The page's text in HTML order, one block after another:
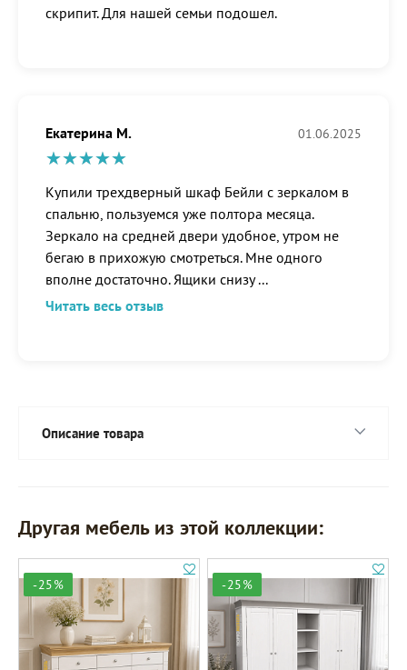
скрипит. Для нашей семьи подошел.
Екатерина М. 01.06.2025
Купили трехдверный шкаф Бейли с зеркалом в
спальню, пользуемся уже полтора месяца.
Зеркало на средней двери удобное, утром не
бегаю в прихожую смотреться. Мне одного
вполне достаточно. Ящики снизу ...
Читать весь отзыв
Описание товара
Другая мебель из этой коллекции:
-25% -25%